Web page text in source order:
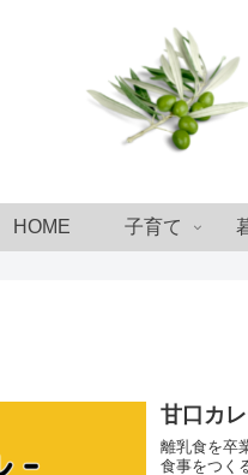
HOME 子育て
甘口カ
離乳食を卒
食事をつく